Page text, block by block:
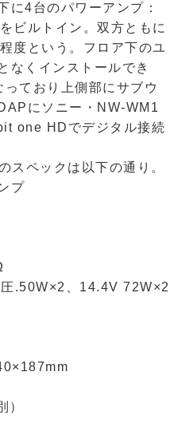
に4台のパワーアンプ：
ビルトイン。双方ともに
度という。フロア下のユ
なくインストールでき
ており上側部にサブウ
にソニー・NW-WM1
one HDでデジタル接続
スペックは以下の通り。
プ
.50W×2、14.4V 72W×2